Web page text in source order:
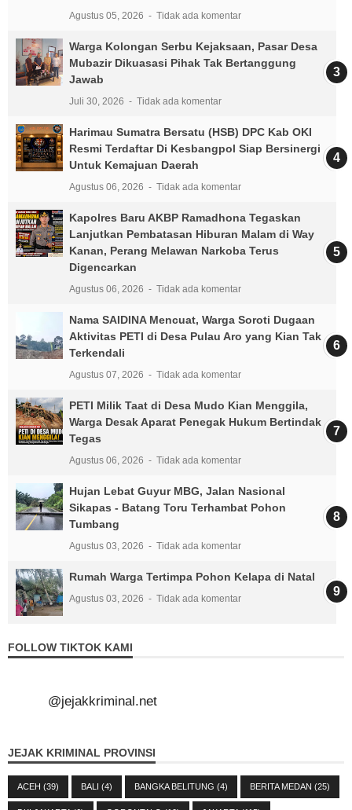
Agustus 05, 2026 Tidak ada komentar
Warga Kolongan Serbu Kejaksaan, Pasar Desa
Mubazir Dikuasasi Pihak Tak Bertanggung
Jawab
Juli 30, 2026 Tidak ada komentar
Harimau Sumatra Bersatu (HSB) DPC Kab OKI
Resmi Terdaftar Di Kesbangpol Siap Bersinergi
Untuk Kemajuan Daerah
Agustus 06, 2026 Tidak ada komentar
Kapolres Baru AKBP Ramadhona Tegaskan
Lanjutkan Pembatasan Hiburan Malam di Way
Kanan, Perang Melawan Narkoba Terus
Digencarkan
Agustus 06, 2026 Tidak ada komentar
Nama SAIDINA Mencuat, Warga Soroti Dugaan
Aktivitas PETI di Desa Pulau Aro yang Kian Tak
Terkendali
Agustus 07, 2026 Tidak ada komentar
PETI Milik Taat di Desa Mudo Kian Menggila,
Warga Desak Aparat Penegak Hukum Bertindak
Tegas
Agustus 06, 2026 Tidak ada komentar
Hujan Lebat Guyur MBG, Jalan Nasional
Sikapas - Batang Toru Terhambat Pohon
Tumbang
Agustus 03, 2026 Tidak ada komentar
Rumah Warga Tertimpa Pohon Kelapa di Natal
Agustus 03, 2026 Tidak ada komentar
FOLLOW TIKTOK KAMI
@jejakkriminal.net
JEJAK KRIMINAL PROVINSI
ACEH (39) BALI (4) BANGKA BELITUNG (4) BERITA MEDAN (25)